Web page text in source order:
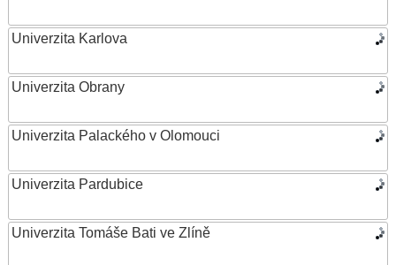
Univerzita Karlova
Univerzita Obrany
Univerzita Palackého v Olomouci
Univerzita Pardubice
Univerzita Tomáše Bati ve Zlíně